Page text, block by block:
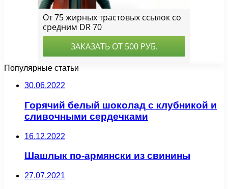
Популярные статьи
30.06.2022
Горячий белый шоколад с клубникой и
сливочными сердечками
16.12.2022
Шашлык по-армянски из свинины
27.07.2021